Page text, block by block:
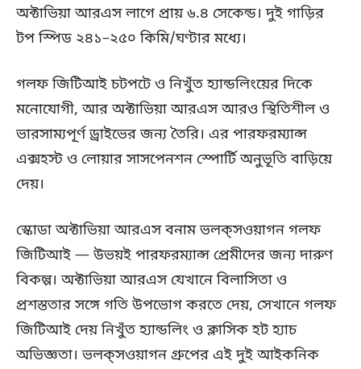
অক্টাভিয়া আরএস লাগে প্রায় ৬.৪ সেকেন্ড। দুই গাড়ির
টপ স্পিড ২৪১–২৫০ কিমি/ঘণ্টার মধ্যে।
গলফ জিটিআই চটপটে ও নিখুঁত হ্যান্ডলিংয়ের দিকে
মনোযোগী, আর অক্টাভিয়া আরএস আরও স্থিতিশীল ও
ভারসাম্যপূর্ণ ড্রাইভের জন্য তৈরি। এর পারফরম্যান্স
এক্সহস্ট ও লোয়ার সাসপেনশন স্পোর্টি অনুভূতি বাড়িয়ে
দেয়।
স্কোডা অক্টাভিয়া আরএস বনাম ভলক্‌সওয়াগন গলফ
জিটিআই — উভয়ই পারফরম্যান্স প্রেমীদের জন্য দারুণ
বিকল্প। অক্টাভিয়া আরএস যেখানে বিলাসিতা ও
প্রশস্ততার সঙ্গে গতি উপভোগ করতে দেয়, সেখানে গলফ
জিটিআই দেয় নিখুঁত হ্যান্ডলিং ও ক্লাসিক হট হ্যাচ
অভিজ্ঞতা। ভলক্‌সওয়াগন গ্রুপের এই দুই আইকনিক